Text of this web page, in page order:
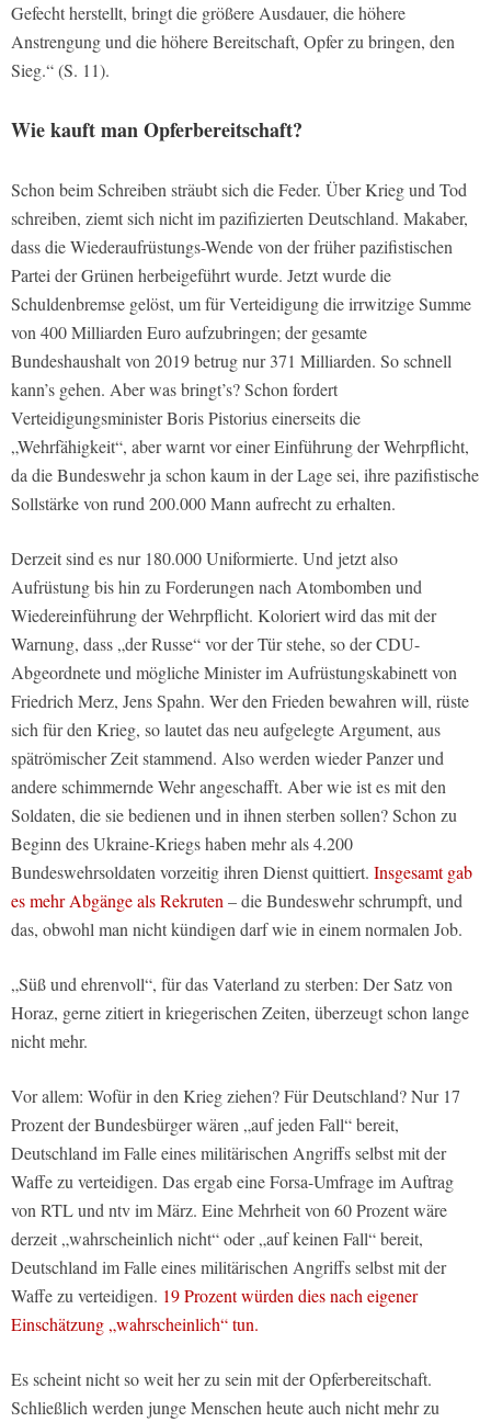
Gefecht herstellt, bringt die größere Ausdauer, die höhere
Anstrengung und die höhere Bereitschaft, Opfer zu bringen, den
Sieg.“ (S. 11).
Wie kauft man Opferbereitschaft?
Schon beim Schreiben sträubt sich die Feder. Über Krieg und Tod
schreiben, ziemt sich nicht im pazifizierten Deutschland. Makaber,
dass die Wiederaufrüstungs-Wende von der früher pazifistischen
Partei der Grünen herbeigeführt wurde. Jetzt wurde die
Schuldenbremse gelöst, um für Verteidigung die irrwitzige Summe
von 400 Milliarden Euro aufzubringen; der gesamte
Bundeshaushalt von 2019 betrug nur 371 Milliarden. So schnell
kann’s gehen. Aber was bringt’s? Schon fordert
Verteidigungsminister Boris Pistorius einerseits die
„Wehrfähigkeit“, aber warnt vor einer Einführung der Wehrpflicht,
da die Bundeswehr ja schon kaum in der Lage sei, ihre pazifistische
Sollstärke von rund 200.000 Mann aufrecht zu erhalten.
Derzeit sind es nur 180.000 Uniformierte. Und jetzt also
Aufrüstung bis hin zu Forderungen nach Atombomben und
Wiedereinführung der Wehrpflicht. Koloriert wird das mit der
Warnung, dass „der Russe“ vor der Tür stehe, so der CDU-
Abgeordnete und mögliche Minister im Aufrüstungskabinett von
Friedrich Merz, Jens Spahn. Wer den Frieden bewahren will, rüste
sich für den Krieg, so lautet das neu aufgelegte Argument, aus
spätrömischer Zeit stammend. Also werden wieder Panzer und
andere schimmernde Wehr angeschafft. Aber wie ist es mit den
Soldaten, die sie bedienen und in ihnen sterben sollen? Schon zu
Beginn des Ukraine-Kriegs haben mehr als 4.200
Bundeswehrsoldaten vorzeitig ihren Dienst quittiert. Insgesamt gab
es mehr Abgänge als Rekruten– die Bundeswehr schrumpft, und
das, obwohl man nicht kündigen darf wie in einem normalen Job.
„Süß und ehrenvoll“, für das Vaterland zu sterben: Der Satz von
Horaz, gerne zitiert in kriegerischen Zeiten, überzeugt schon lange
nicht mehr.
Vor allem: Wofür in den Krieg ziehen? Für Deutschland? Nur 17
Prozent der Bundesbürger wären „auf jeden Fall“ bereit,
Deutschland im Falle eines militärischen Angriffs selbst mit der
Waffe zu verteidigen. Das ergab eine Forsa-Umfrage im Auftrag
von RTL und ntv im März. Eine Mehrheit von 60 Prozent wäre
derzeit „wahrscheinlich nicht“ oder „auf keinen Fall“ bereit,
Deutschland im Falle eines militärischen Angriffs selbst mit der
Waffe zu verteidigen. 19 Prozent würden dies nach eigener
Einschätzung „wahrscheinlich“ tun.
Es scheint nicht so weit her zu sein mit der Opferbereitschaft.
Schließlich werden junge Menschen heute auch nicht mehr zu